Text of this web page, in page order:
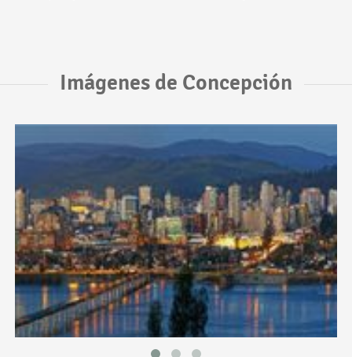
Imágenes de Concepción